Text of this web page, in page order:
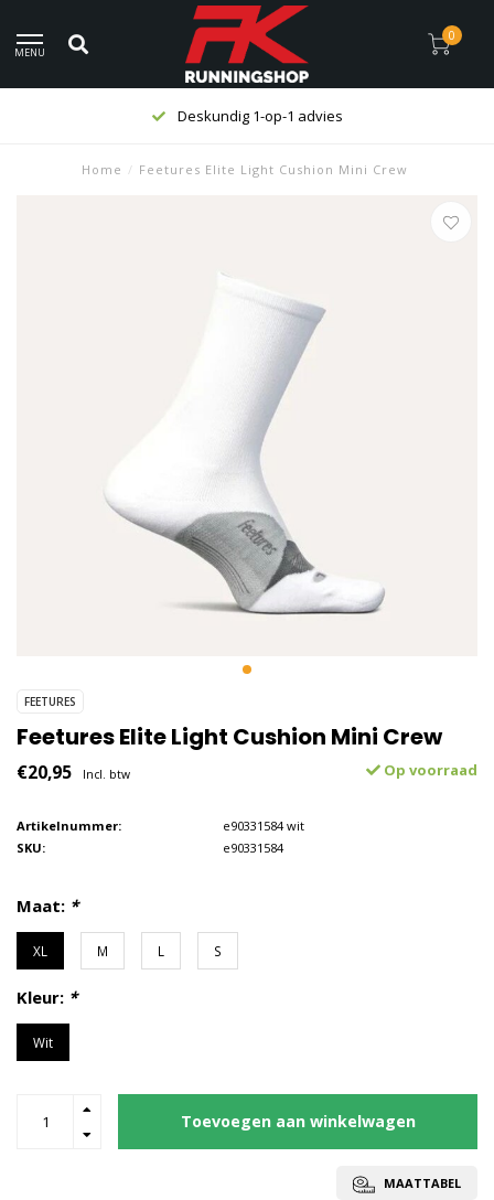
MENU
0
Deskundig 1-op-1 advies
Home / Feetures Elite Light Cushion Mini Crew
FEETURES
Feetures Elite Light Cushion Mini Crew
€20,95 Incl. btw Op voorraad
Artikelnummer:
e90331584 wit
SKU:
e90331584
Maat: *
XL M L S
Kleur: *
Wit
Toevoegen aan winkelwagen
MAATTABEL